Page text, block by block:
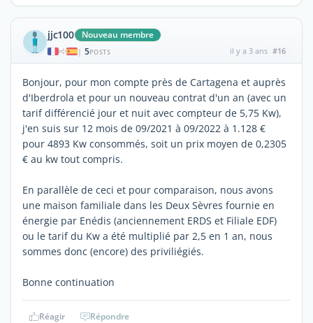
jjc100 Nouveau membre
| 5POSTS il y a 3 ans #16
Bonjour, pour mon compte près de Cartagena et auprès
d'Iberdrola et pour un nouveau contrat d'un an (avec un
tarif différencié jour et nuit avec compteur de 5,75 Kw),
j'en suis sur 12 mois de 09/2021 à 09/2022 à 1.128 €
pour 4893 Kw consommés, soit un prix moyen de 0,2305
€ au kw tout compris.
En parallèle de ceci et pour comparaison, nous avons
une maison familiale dans les Deux Sèvres fournie en
énergie par Enédis (anciennement ERDS et Filiale EDF)
ou le tarif du Kw a été multiplié par 2,5 en 1 an, nous
sommes donc (encore) des priviliégiés.
Bonne continuation
Réagir Répondre